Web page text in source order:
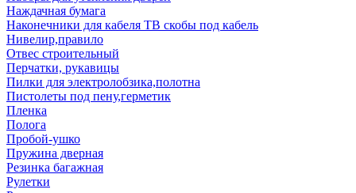
Наждачная бумага
Наконечники для кабеля ТВ скобы под кабель
Нивелир,правило
Отвес строительный
Перчатки, рукавицы
Пилки для электролобзика,полотна
Пистолеты под пену,герметик
Пленка
Полога
Пробой-ушко
Пружина дверная
Резинка багажная
Рулетки